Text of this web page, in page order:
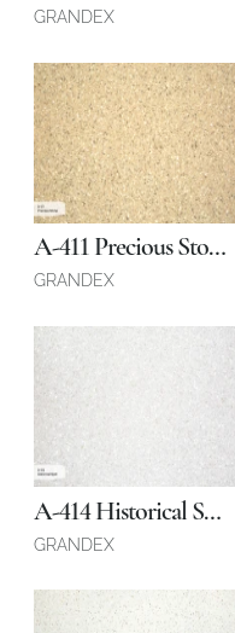
GRANDEX
A-411 Precious Stone
GRANDEX
3680 x 760 x 12 мм Қоймада
A-414 Historical Spot
GRANDEX
3680 x 760 x 12 мм